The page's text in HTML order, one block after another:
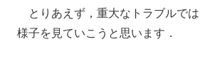
とりあえず，重大なトラブルでは
様子を見ていこうと思います．